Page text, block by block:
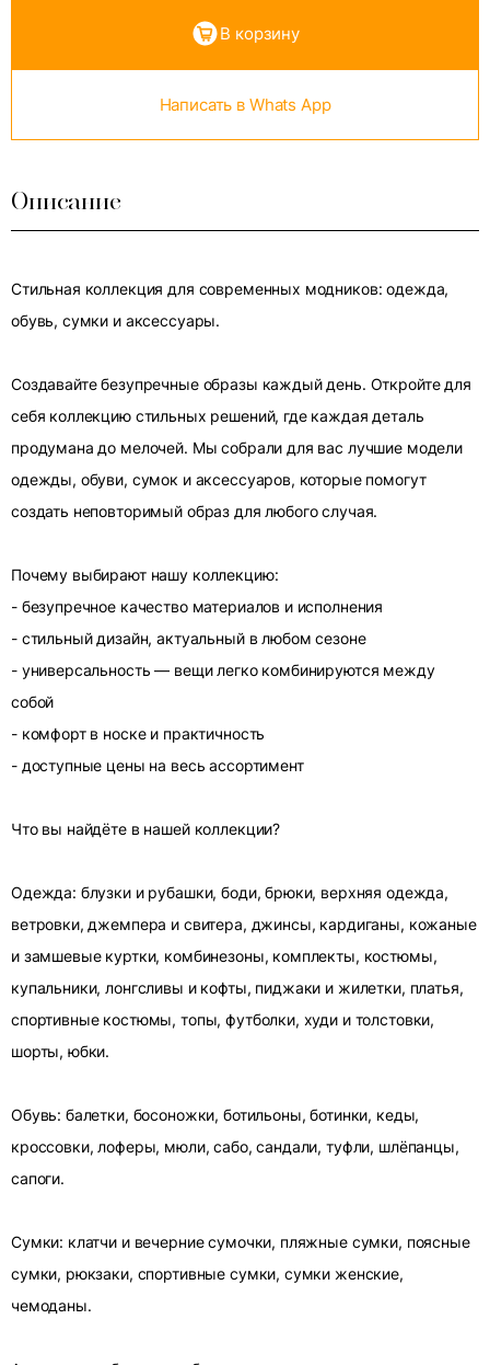
В корзину
Написать в Whats App
Описание
Стильная коллекция для современных модников: одежда,
обувь, сумки и аксессуары.
Создавайте безупречные образы каждый день. Откройте для
себя коллекцию стильных решений, где каждая деталь
продумана до мелочей. Мы собрали для вас лучшие модели
одежды, обуви, сумок и аксессуаров, которые помогут
создать неповторимый образ для любого случая.
Почему выбирают нашу коллекцию:
- безупречное качество материалов и исполнения
- стильный дизайн, актуальный в любом сезоне
- универсальность — вещи легко комбинируются между
собой
- комфорт в носке и практичность
- доступные цены на весь ассортимент
Что вы найдёте в нашей коллекции?
Одежда: блузки и рубашки, боди, брюки, верхняя одежда,
ветровки, джемпера и свитера, джинсы, кардиганы, кожаные
и замшевые куртки, комбинезоны, комплекты, костюмы,
купальники, лонгсливы и кофты, пиджаки и жилетки, платья,
спортивные костюмы, топы, футболки, худи и толстовки,
шорты, юбки.
Обувь: балетки, босоножки, ботильоны, ботинки, кеды,
кроссовки, лоферы, мюли, сабо, сандали, туфли, шлёпанцы,
сапоги.
Сумки: клатчи и вечерние сумочки, пляжные сумки, поясные
сумки, рюкзаки, спортивные сумки, сумки женские,
чемоданы.